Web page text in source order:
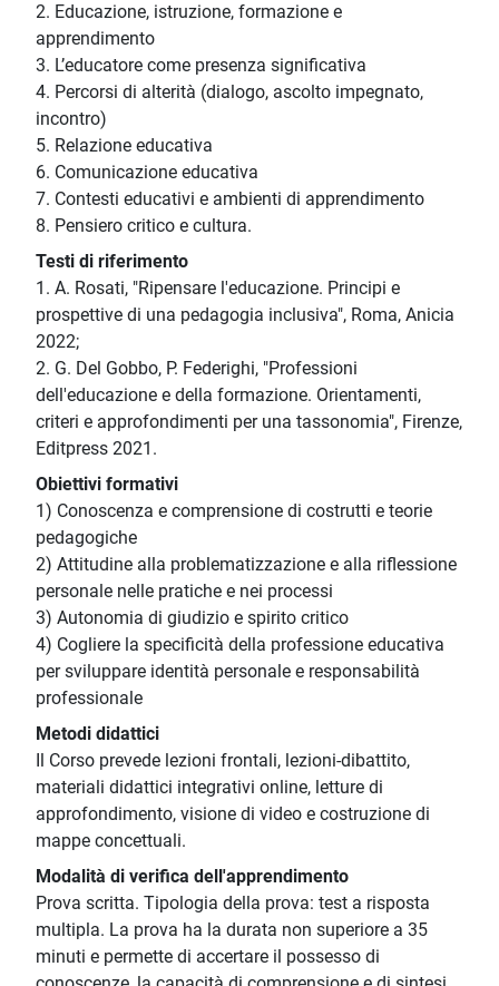
2. Educazione, istruzione, formazione e
apprendimento
3. L’educatore come presenza significativa
4. Percorsi di alterità (dialogo, ascolto impegnato,
incontro)
5. Relazione educativa
6. Comunicazione educativa
7. Contesti educativi e ambienti di apprendimento
8. Pensiero critico e cultura.
Testi di riferimento
1. A. Rosati, "Ripensare l'educazione. Principi e
prospettive di una pedagogia inclusiva", Roma, Anicia
2022;
2. G. Del Gobbo, P. Federighi, "Professioni
dell'educazione e della formazione. Orientamenti,
criteri e approfondimenti per una tassonomia", Firenze,
Editpress 2021.
Obiettivi formativi
1) Conoscenza e comprensione di costrutti e teorie
pedagogiche
2) Attitudine alla problematizzazione e alla riflessione
personale nelle pratiche e nei processi
3) Autonomia di giudizio e spirito critico
4) Cogliere la specificità della professione educativa
per sviluppare identità personale e responsabilità
professionale
Metodi didattici
Il Corso prevede lezioni frontali, lezioni-dibattito,
materiali didattici integrativi online, letture di
approfondimento, visione di video e costruzione di
mappe concettuali.
Modalità di verifica dell'apprendimento
Prova scritta. Tipologia della prova: test a risposta
multipla. La prova ha la durata non superiore a 35
minuti e permette di accertare il possesso di